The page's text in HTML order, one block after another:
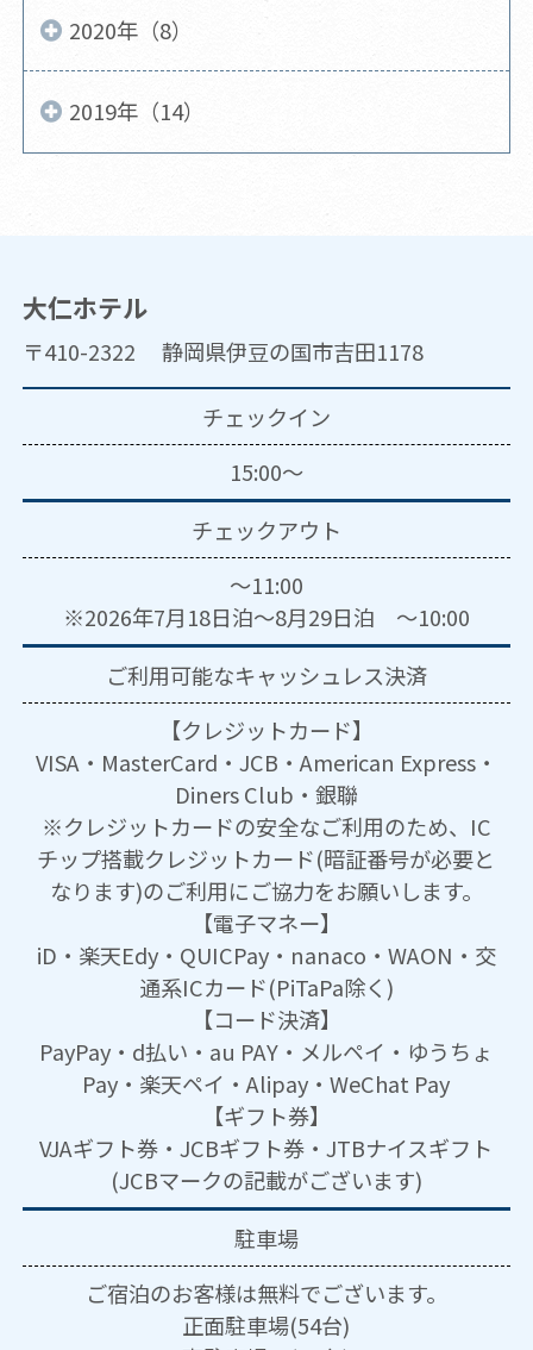
2020年（8）
2019年（14）
大仁ホテル
〒410-2322 静岡県伊豆の国市吉田1178
チェックイン
15:00～
チェックアウト
～11:00
※2026年7月18日泊～8月29日泊 ～10:00
ご利用可能なキャッシュレス決済
【クレジットカード】
VISA・MasterCard・JCB・American Express・
Diners Club・銀聯
※クレジットカードの安全なご利用のため、IC
チップ搭載クレジットカード(暗証番号が必要と
なります)のご利用にご協力をお願いします。
【電子マネー】
iD・楽天Edy・QUICPay・nanaco・WAON・交
通系ICカード(PiTaPa除く)
【コード決済】
PayPay・d払い・au PAY・メルペイ・ゆうちょ
Pay・楽天ペイ・Alipay・WeChat Pay
【ギフト券】
VJAギフト券・JCBギフト券・JTBナイスギフト
(JCBマークの記載がございます)
駐車場
ご宿泊のお客様は無料でございます。
正面駐車場(54台)